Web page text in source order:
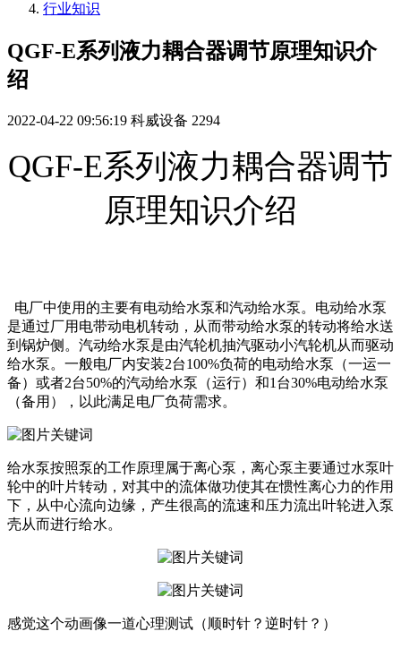
行业知识
QGF-E系列液力耦合器调节原理知识介
绍
2022-04-22 09:56:19 科威设备 2294
QGF-E系列液力耦合器调节
原理知识介绍
电厂中使用的主要有电动给水泵和汽动给水泵。电动给水泵
是通过厂用电带动电机转动，从而带动给水泵的转动将给水送
到锅炉侧。汽动给水泵是由汽轮机抽汽驱动小汽轮机从而驱动
给水泵。一般电厂内安装2台100%负荷的电动给水泵（一运一
备）或者2台50%的汽动给水泵（运行）和1台30%电动给水泵
（备用），以此满足电厂负荷需求。
给水泵按照泵的工作原理属于离心泵，离心泵主要通过水泵叶
轮中的叶片转动，对其中的流体做功使其在惯性离心力的作用
下，从中心流向边缘，产生很高的流速和压力流出叶轮进入泵
壳从而进行给水。
感觉这个动画像一道心理测试（顺时针？逆时针？）